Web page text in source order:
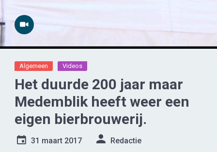
Algemeen Videos
Het duurde 200 jaar maar
Medemblik heeft weer een
eigen bierbrouwerij.
31 maart 2017 Redactie